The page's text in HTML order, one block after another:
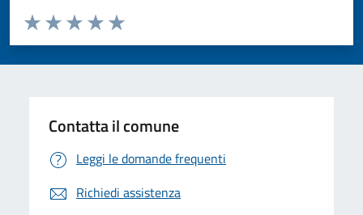
Valuta da 1 a 5 stelle la pagina
Valuta 5 stelle su 5
Valuta 4 stelle su 5
Valuta 3 stelle su 5
Valuta 2 stelle su 5
Valuta 1 stelle su 5
Contatta il comune
Leggi le domande frequenti
Richiedi assistenza